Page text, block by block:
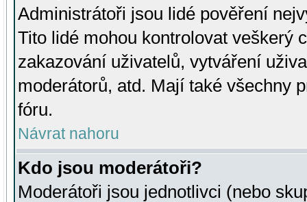
Administrátoři jsou lidé pověření
Tito lidé mohou kontrolovat veškerý
zakazování uživatelů, vytváření
moderátorů, atd. Mají také všechny
fóru.
Návrat nahoru
Kdo jsou moderátoři?
Moderátoři jsou jednotlivci (nebo